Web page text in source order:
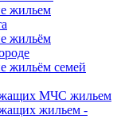
жильем
жильём
жильём семей
МЧС жильем
жильем -